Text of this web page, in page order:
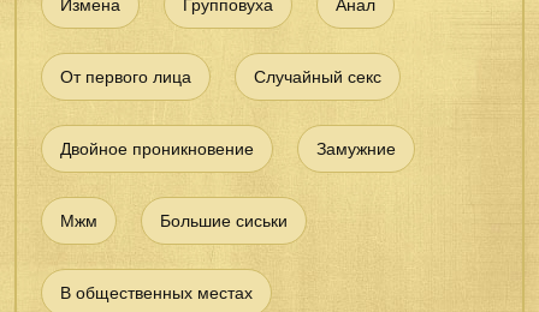
Измена Групповуха Анал
От первого лица Случайный секс
Двойное проникновение Замужние
Мжм Большие сиськи
В общественных местах